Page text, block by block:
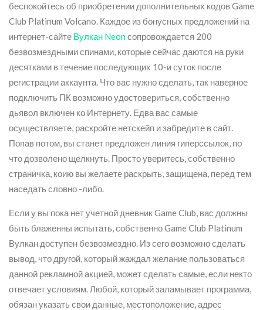
беспокойтесь об приобретении дополнительных кодов Game
Club Platinum Volcano. Каждое из бонусных предложений на
интернет-сайте Вулкан Neonсопровождается 200
безвозмездными спинами, которые сейчас даются на руки
десятками в течение последующих 10-и суток после
регистрации аккаунта. Что вас нужно сделать, так наверное
подключить ПК возможно удостовериться, собственно
дьявол включен ко Интернету. Едва вас самые
осуществляете, раскройте нетскейп и забредите в сайт.
Попав потом, вы станет предложен линия гиперссылок, по
что дозволено щелкнуть. Просто уверитесь, собственно
страничка, коию вы желаете раскрыть, защищена, перед тем
наседать словно -либо.
Если у вы пока нет учетной дневник Game Club, вас должны
быть блаженны испытать, собственно Game Club Platinum
Вулкан доступен безвозмездно. Из сего возможно сделать
вывод, что другой, который жаждал желание пользоваться
данной рекламной акцией, может сделать самые, если некто
отвечает условиям. Любой, который заламывает программа,
обязан указать свои данные, местоположение, адрес